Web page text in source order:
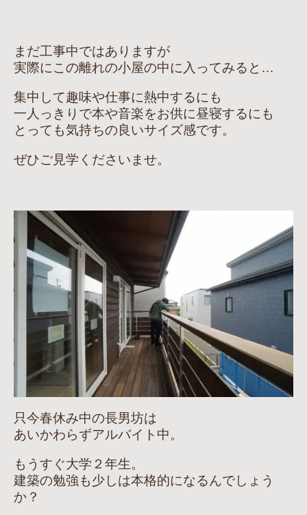
まだ工事中ではありますが
実際にこの離れの小屋の中に入ってみると…
集中して趣味や仕事に熱中するにも
一人っきりで本や音楽をお供に昼寝するにも
とっても気持ちの良いサイズ感です。
ぜひご見学くださいませ。
只今春休み中の長男坊は
あいかわらずアルバイト中。
もうすぐ大学２年生。
建築の勉強も少しは本格的になるんでしょう
か？